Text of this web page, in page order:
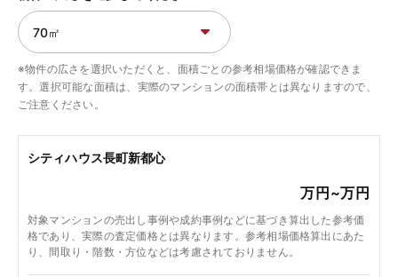
シティハウス長町新都心
万円~万円
対象マンションの売出し事例や成約事例などに基づき算出した参考価
格であり、実際の査定価格とは異なります。参考相場価格算出にあた
り、間取り・階数・方位などは考慮されておりません。
※物件の広さを選択いただくと、面積ごとの参考相場価格が確認できま
す。選択可能な面積は、実際のマンションの面積帯とは異なりますので、
ご注意ください。